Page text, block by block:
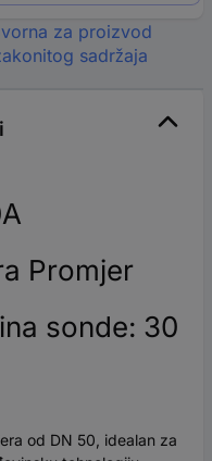
za proizvod
sadržaja
Promjer
sonde: 30
od DN 50, idealan za